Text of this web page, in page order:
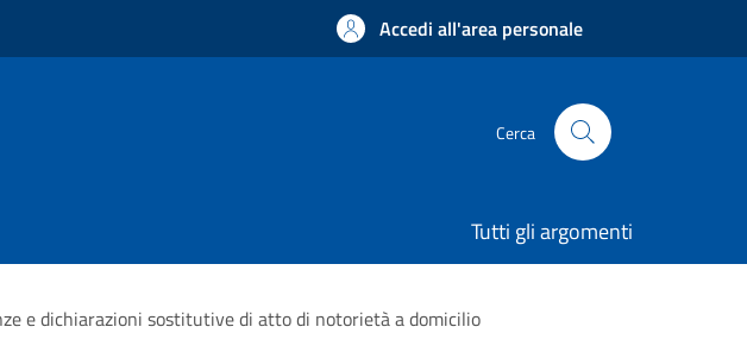
Accedi all'area personale
Cerca
Tutti gli argomenti
e dichiarazioni sostitutive di atto di notorietà a domicilio